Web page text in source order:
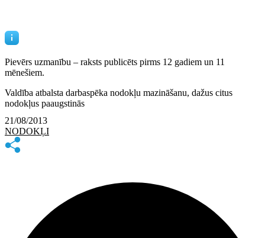
Pievērs uzmanību – raksts publicēts pirms 12 gadiem un 11
mēnešiem.
Valdība atbalsta darbaspēka nodokļu mazināšanu, dažus citus
nodokļus paaugstinās
21/08/2013
NODOKĻI